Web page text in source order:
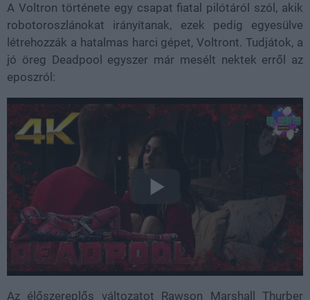
A Voltron története egy csapat fiatal pilótáról szól, akik
robotoroszlánokat irányítanak, ezek pedig egyesülve
létrehozzák a hatalmas harci gépet, Voltront. Tudjátok, a
jó öreg Deadpool egyszer már mesélt nektek erről az
eposzról:
Az élőszereplős változatot Rawson Marshall Thurber